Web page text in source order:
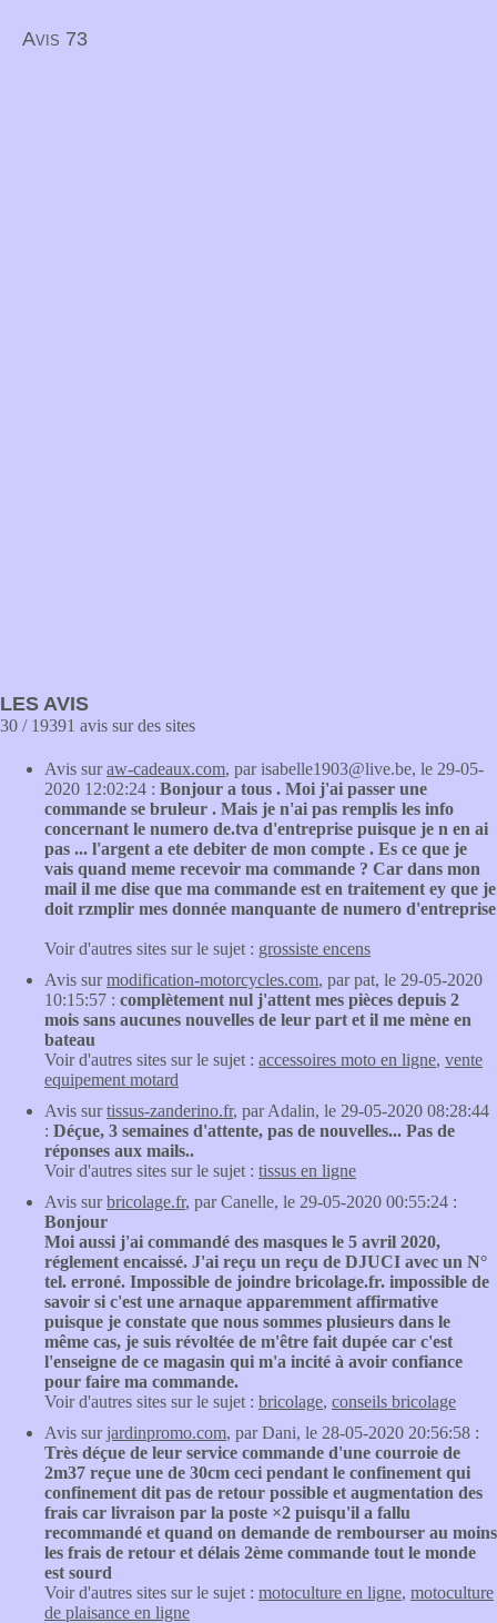
Avis 73
LES AVIS
30 / 19391 avis sur des sites
Avis suraw-cadeaux.com, par isabelle1903@live.be, le 29-05-
2020 12:02:24 : Bonjour a tous . Moi j'ai passer une
commande se bruleur . Mais je n'ai pas remplis les info
concernant le numero de.tva d'entreprise puisque je n en ai
pas ... l'argent a ete debiter de mon compte . Es ce que je
vais quand meme recevoir ma commande ? Car dans mon
mail il me dise que ma commande est en traitement ey que je
doit rzmplir mes donnée manquante de numero d'entreprise
Voir d'autres sites sur le sujet : grossiste encens
Avis surmodification-motorcycles.com, par pat, le 29-05-2020
10:15:57 : complètement nul j'attent mes pièces depuis 2
mois sans aucunes nouvelles de leur part et il me mène en
bateau
Voir d'autres sites sur le sujet : accessoires moto en ligne, vente
equipement motard
Avis surtissus-zanderino.fr, par Adalin, le 29-05-2020 08:28:44
: Déçue, 3 semaines d'attente, pas de nouvelles... Pas de
réponses aux mails..
Voir d'autres sites sur le sujet : tissus en ligne
Avis surbricolage.fr, par Canelle, le 29-05-2020 00:55:24 :
Bonjour
Moi aussi j'ai commandé des masques le 5 avril 2020,
réglement encaissé. J'ai reçu un reçu de DJUCI avec un N°
tel. erroné. Impossible de joindre bricolage.fr. impossible de
savoir si c'est une arnaque apparemment affirmative
puisque je constate que nous sommes plusieurs dans le
même cas, je suis révoltée de m'être fait dupée car c'est
l'enseigne de ce magasin qui m'a incité à avoir confiance
pour faire ma commande.
Voir d'autres sites sur le sujet : bricolage, conseils bricolage
Avis surjardinpromo.com, par Dani, le 28-05-2020 20:56:58 :
Très déçue de leur service commande d'une courroie de
2m37 reçue une de 30cm ceci pendant le confinement qui
confinement dit pas de retour possible et augmentation des
frais car livraison par la poste ×2 puisqu'il a fallu
recommandé et quand on demande de rembourser au moins
les frais de retour et délais 2ème commande tout le monde
est sourd
Voir d'autres sites sur le sujet : motoculture en ligne, motoculture
de plaisance en ligne